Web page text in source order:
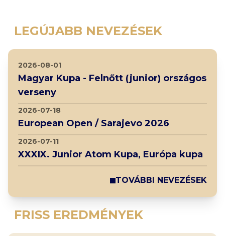
LEGÚJABB NEVEZÉSEK
FRISS EREDMÉNYEK
2026-08-01
Magyar Kupa - Felnőtt (junior) országos
verseny
2026-07-18
European Open / Sarajevo 2026
2026-07-11
XXXIX. Junior Atom Kupa, Európa kupa
TOVÁBBI NEVEZÉSEK